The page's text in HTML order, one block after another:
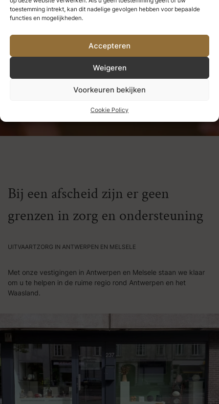
toestemming intrekt, kan dit nadelige gevolgen hebben voor bepaalde
functies en mogelijkheden.
Accepteren
Weigeren
Voorkeuren bekijken
Cookie Policy
we nooit verliezen.Alles wat we
diep liefhebben, wordt een deel
van ons.
Helen Keller
UITVAARTZORG IN ANTWERPEN EN MELSELE
Bij een afscheid zijn er geen
grenzen in zorg en ondersteuning
Met onze vestigingen in Antwerpen en Melsele staan we klaar
om u te helpen in de ruime regio rond Antwerpen en het
Waasland.